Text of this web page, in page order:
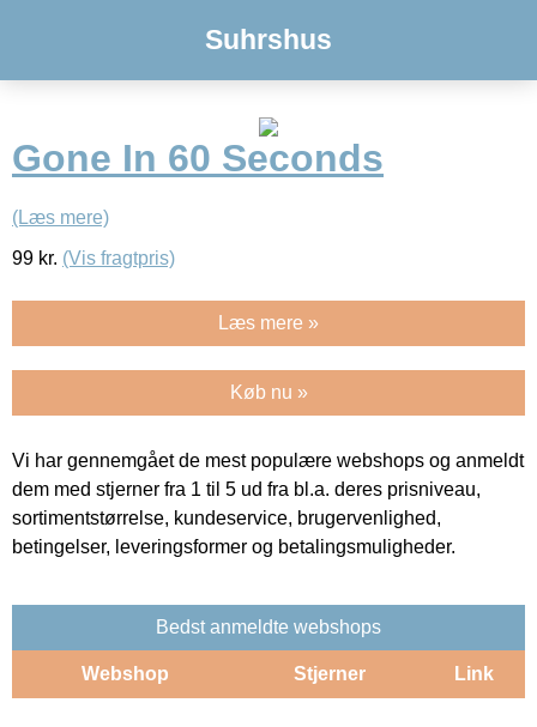
Suhrshus
Gone In 60 Seconds
(Læs mere)
99 kr. (Vis fragtpris)
Læs mere »
Køb nu »
Vi har gennemgået de mest populære webshops og anmeldt
dem med stjerner fra 1 til 5 ud fra bl.a. deres prisniveau,
sortimentstørrelse, kundeservice, brugervenlighed,
betingelser, leveringsformer og betalingsmuligheder.
Bedst anmeldte webshops
Webshop Stjerner Link